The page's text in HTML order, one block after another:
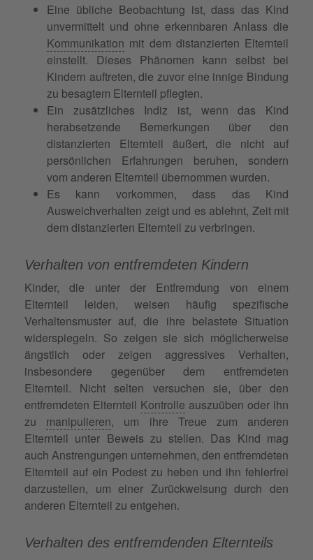
Eine übliche Beobachtung ist, dass das Kind
unvermittelt und ohne erkennbaren Anlass die
Kommunikation mit dem distanzierten Elternteil
einstellt. Dieses Phänomen kann selbst bei
Kindern auftreten, die zuvor eine innige Bindung
zu besagtem Elternteil pflegten.
Ein zusätzliches Indiz ist, wenn das Kind
herabsetzende Bemerkungen über den
distanzierten Elternteil äußert, die nicht auf
persönlichen Erfahrungen beruhen, sondern
vom anderen Elternteil übernommen wurden.
Es kann vorkommen, dass das Kind
Ausweichverhalten zeigt und es ablehnt, Zeit mit
dem distanzierten Elternteil zu verbringen.
Verhalten von entfremdeten Kindern
Kinder, die unter der Entfremdung von einem
Elternteil leiden, weisen häufig spezifische
Verhaltensmuster auf, die ihre belastete Situation
widerspiegeln. So zeigen sie sich möglicherweise
ängstlich oder zeigen aggressives Verhalten,
insbesondere gegenüber dem entfremdeten
Elternteil. Nicht selten versuchen sie, über den
entfremdeten Elternteil Kontrolle auszuüben oder ihn
zu manipulieren, um ihre Treue zum anderen
Elternteil unter Beweis zu stellen. Das Kind mag
auch Anstrengungen unternehmen, den entfremdeten
Elternteil auf ein Podest zu heben und ihn fehlerfrei
darzustellen, um einer Zurückweisung durch den
anderen Elternteil zu entgehen.
Verhalten des entfremdenden Elternteils